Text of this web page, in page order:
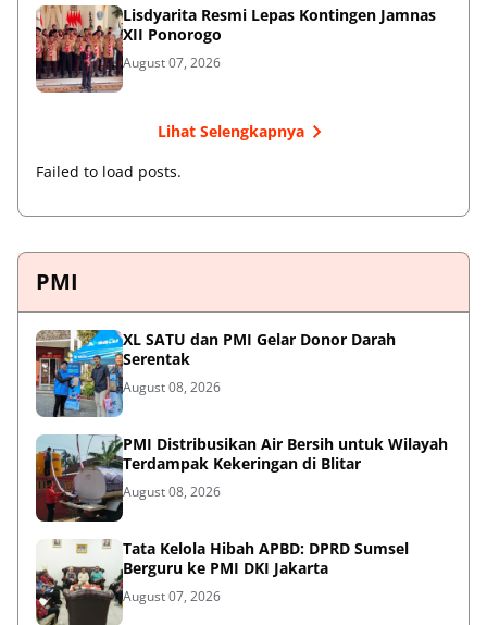
Lisdyarita Resmi Lepas Kontingen Jamnas
XII Ponorogo
August 07, 2026
Lihat Selengkapnya
Failed to load posts.
PMI
XL SATU dan PMI Gelar Donor Darah
Serentak
August 08, 2026
PMI Distribusikan Air Bersih untuk Wilayah
Terdampak Kekeringan di Blitar
August 08, 2026
Tata Kelola Hibah APBD: DPRD Sumsel
Berguru ke PMI DKI Jakarta
August 07, 2026